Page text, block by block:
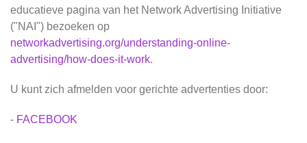
educatieve pagina van het Network Advertising Initiative
("NAI") bezoeken op
networkadvertising.org/understanding-online-
advertising/how-does-it-work.
U kunt zich afmelden voor gerichte advertenties door:
- FACEBOOK